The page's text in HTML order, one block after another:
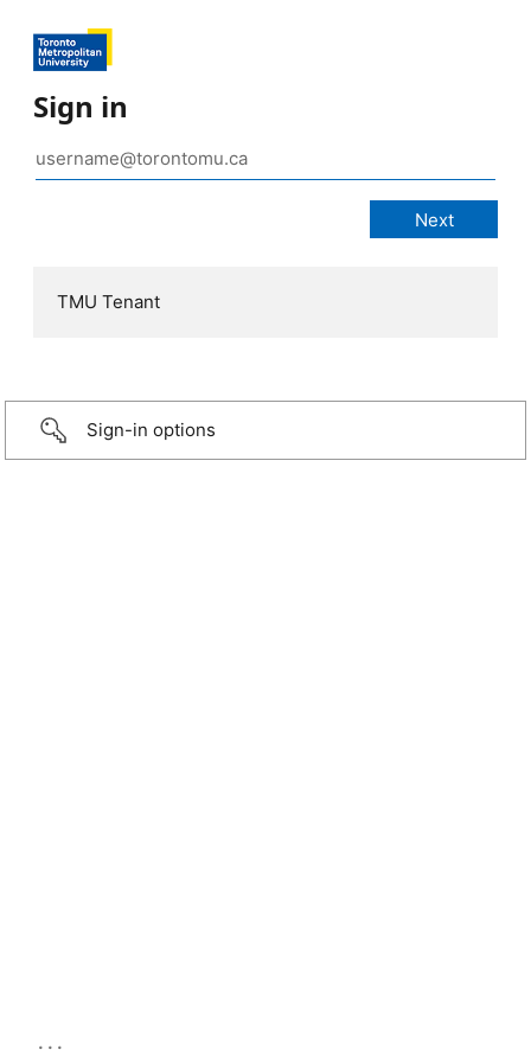
Sign in
TMU Tenant
Sign-in options
...